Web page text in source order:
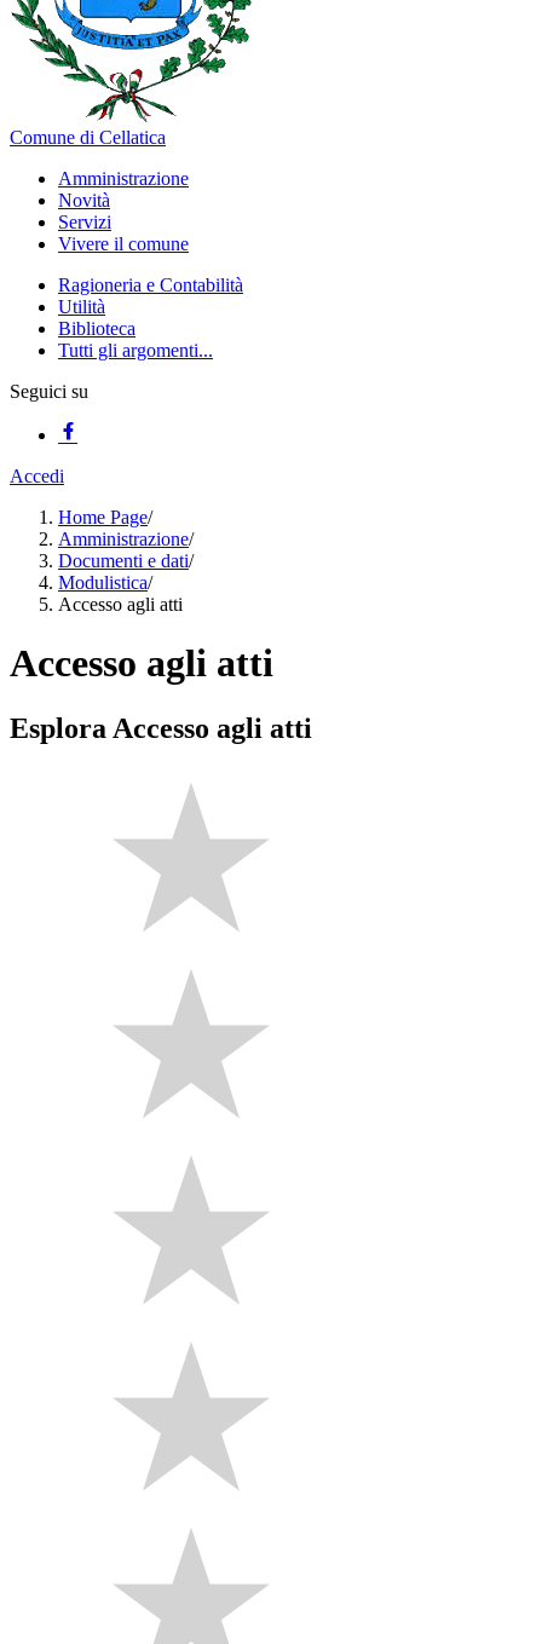
Comune di Cellatica
Amministrazione
Novità
Servizi
Vivere il comune
Ragioneria e Contabilità
Utilità
Biblioteca
Tutti gli argomenti...
Seguici su
Accedi
Home Page/
Amministrazione/
Documenti e dati/
Modulistica/
Accesso agli atti
Accesso agli atti
Esplora Accesso agli atti